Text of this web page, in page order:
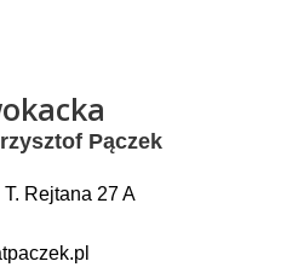
Pączek
Rejtana 27 A